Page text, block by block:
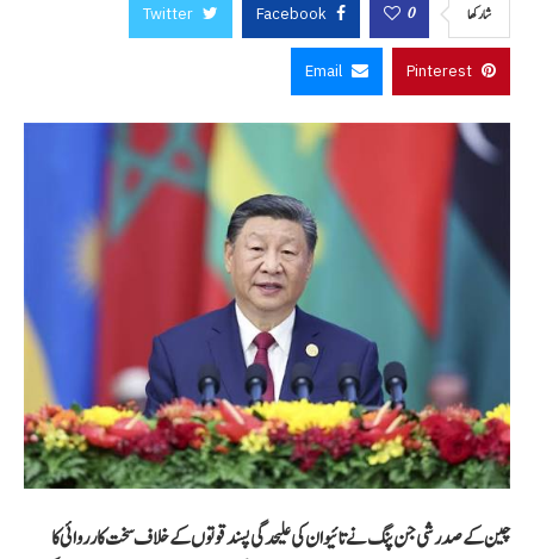
شاركها 0
Facebook
Twitter
Pinterest
Email
چین کے صدرشی جن پنگنے تائیوان کی علیحدگی پسند قوتوں کے خلاف سخت کارروائی کا